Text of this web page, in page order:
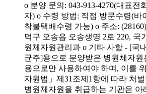
o 분양 문의: 043-913-4270(대표전
자) o 수령 방법: 직접 방문수령(바
착불택배수령 가능) o 주소:
덕구 오송읍 오송생명 2로 220, 국
원체자원관리과 o 기타 사항 - [국
균주]용으로 분양받은 병원체자
용으로만 사용하여야 하며, 이를
자원법」제31조제1항에 따라 처
병원체자원을 취급하는 기관은